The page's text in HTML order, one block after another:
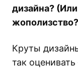
дизайна?
Круты
так